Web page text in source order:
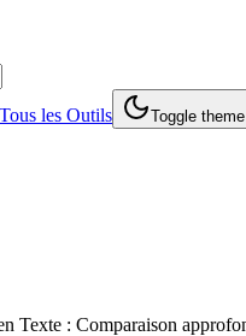
Tous les Outils Toggle theme
Texte : Comparaison